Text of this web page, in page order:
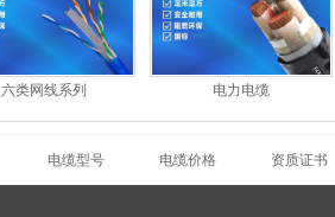
六类网线系列 电力电缆
电缆型号 电缆价格 资质证书